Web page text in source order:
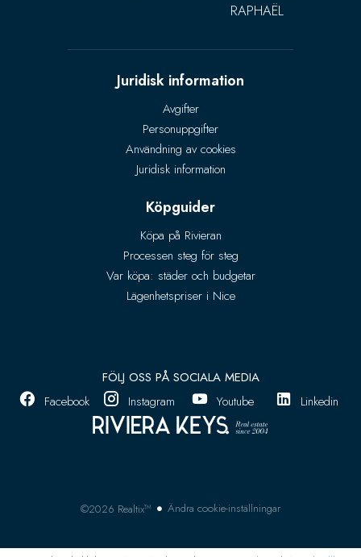
RAPHAËL
Juridisk information
Avgifter
Personuppgifter
Användning av cookies
Juridisk information
Köpguider
Köpa på Rivieran
Processen steg för steg
Var köpa: städer och budgetar
Lägenhetspriser i Nice
FÖLJ OSS PÅ SOCIALA MEDIA
Facebook
Instagram Youtube Linkedin
©2026 Realtix™ Ändra cookie-inställningar